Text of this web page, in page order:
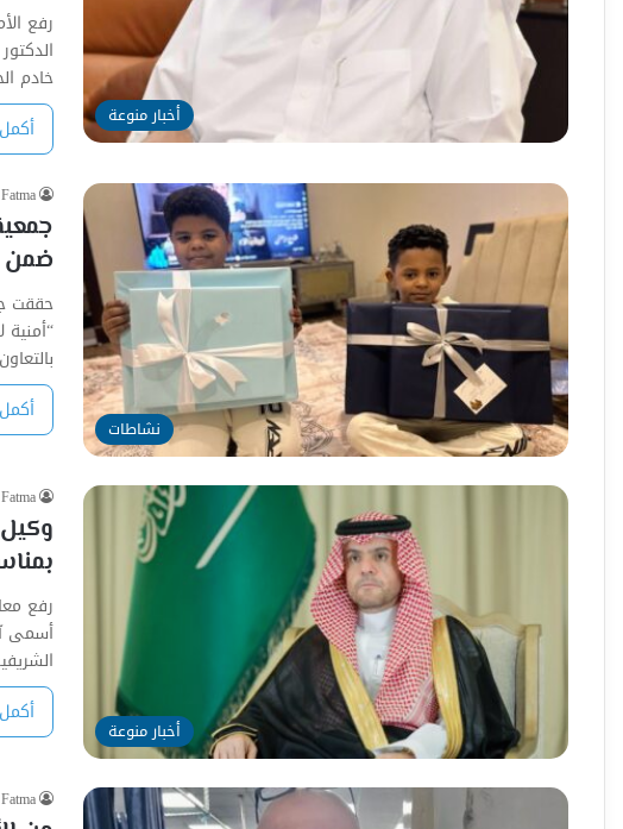
أخبار منوعة
رفع
خادم
نشاطات
Fatma
ضمن
“أمنية
أخبار منوعة
Fatma
وكيل
رفع
أسمى
Fatma